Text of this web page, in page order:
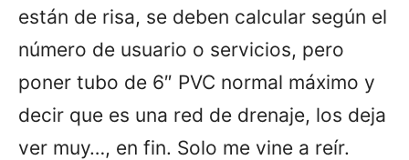
están de risa, se deben calcular según el
número de usuario o servicios, pero
poner tubo de 6″ PVC normal máximo y
decir que es una red de drenaje, los deja
ver muy…, en fin. Solo me vine a reír.